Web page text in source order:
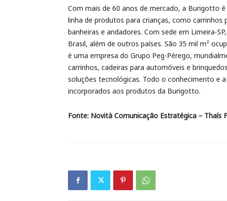
Com mais de 60 anos de mercado, a Burigotto
linha de produtos para crianças, como
banheiras e andadores. Com sede em Limeira-
Brasil, além de outros países. São 35 mil m²
é uma empresa do Grupo Peg-Pérego,
carrinhos, cadeiras para automóveis e
soluções tecnológicas. Todo o conhecimento e
incorporados aos produtos da Burigotto.
Fonte: Novità Comunicação Estratégica – Thaís